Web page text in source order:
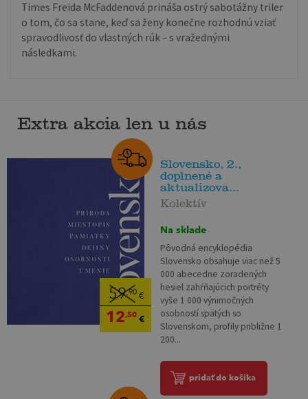
Times Freida McFaddenová prináša ostrý sabotážny triler
o tom, čo sa stane, keď sa ženy konečne rozhodnú vziať
spravodlivosť do vlastných rúk – s vražednými
následkami.
Extra akcia len u nás
59,90€
12,50€
Slovensko, 2.,
doplnené a
aktualizova...
Kolektív
Na sklade
Pôvodná encyklopédia
Slovensko obsahuje viac než 5
000 abecedne zoradených
hesiel zahŕňajúcich portréty
vyše 1 000 výnimočných
osobností spätých so
Slovenskom, profily približne 1
200...
pridať do košíka